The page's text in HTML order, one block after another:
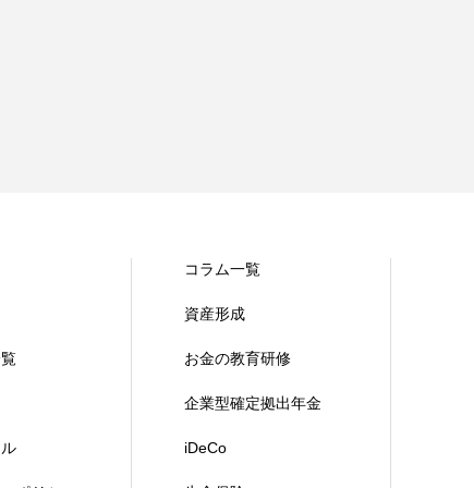
コラム一覧
資産形成
お金の教育研修
企業型確定拠出年金
iDeCo